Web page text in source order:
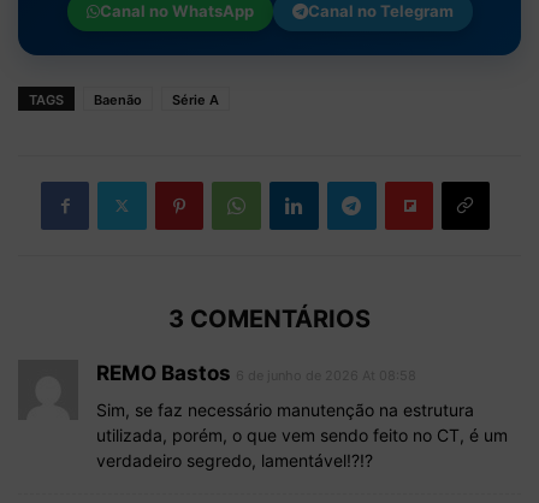
Canal noWhatsApp Canal noTelegram
TAGS Baenão Série A
3 COMENTÁRIOS
REMO Bastos
Sim, se faz necessário manutenção na estrutura
utilizada, porém, o que vem sendo feito no CT, é um
verdadeiro segredo, lamentável!?!?